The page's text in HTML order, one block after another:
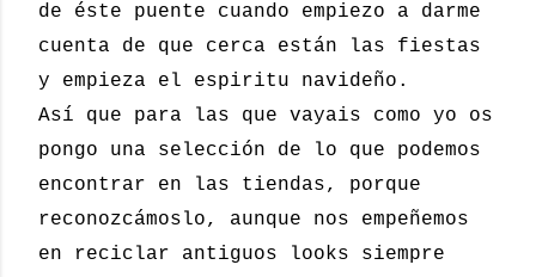
de éste puente cuando empiezo a darme
cuenta de que cerca están las fiestas
y empieza el espiritu navideño.
Así que para las que vayais como yo os
pongo una selección de lo que podemos
encontrar en las tiendas, porque
reconozcámoslo, aunque nos empeñemos
en reciclar antiguos looks siempre